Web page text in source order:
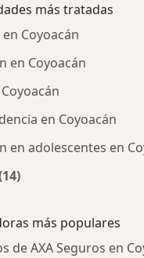
más tratadas
Coyoacán
en Coyoacán
en Coyoacán
en adolescentes en
más populares
de AXA Seguros en